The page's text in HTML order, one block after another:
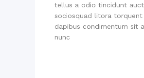
tellus a odio tincidunt
sociosquad litora torquent
dapibus condimentum sit
nunc